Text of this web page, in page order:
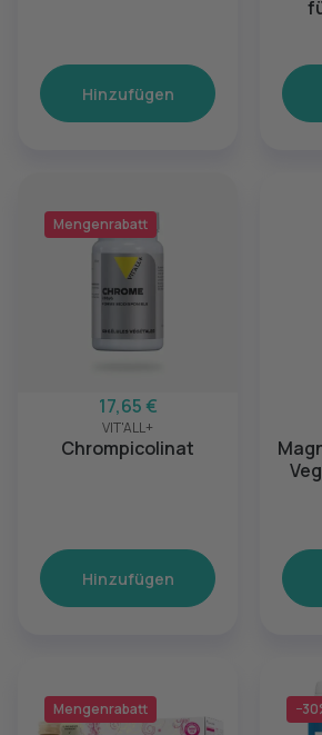
Hinzufügen
Mengenrabatt
17,65 €
VIT'ALL+
Chrompicolinat
Hinzufügen
Mengenrabatt